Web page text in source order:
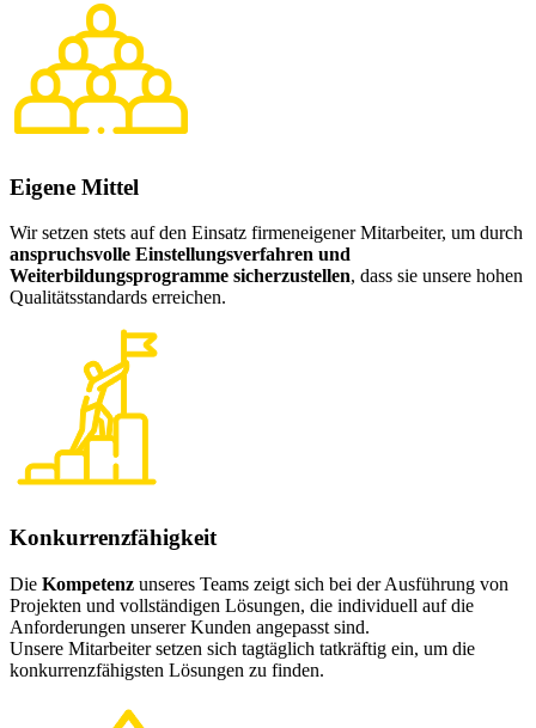
Eigene Mittel
Wir setzen stets auf den Einsatz firmeneigener Mitarbeiter, um durch
anspruchsvolle Einstellungsverfahren und
Weiterbildungsprogramme sicherzustellen, dass sie unsere hohen
Qualitätsstandards erreichen.
Konkurrenzfähigkeit
Die Kompetenz unseres Teams zeigt sich bei der Ausführung von
Projekten und vollständigen Lösungen, die individuell auf die
Anforderungen unserer Kunden angepasst sind.
Unsere Mitarbeiter setzen sich tagtäglich tatkräftig ein, um die
konkurrenzfähigsten Lösungen zu finden.